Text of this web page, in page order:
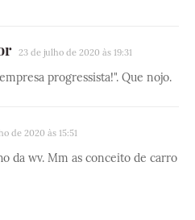
23 de julho de 2020 às 19:31
progressista!". Que nojo.
de 2020 às 15:51
da wv. Mm as conceito de carro